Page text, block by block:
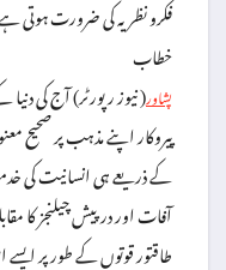
فکرو نظریہ کی ضرورت ہوتی
خطاب
پشاور( نیوز رپورٹر) آج کی
پیروکار اپنے مذہب پر صحیح
کے ذریعے ہی انسانیت کی
آفات اور درپیش چیلنجز کا
طاقتور قوتوں کے طور پر